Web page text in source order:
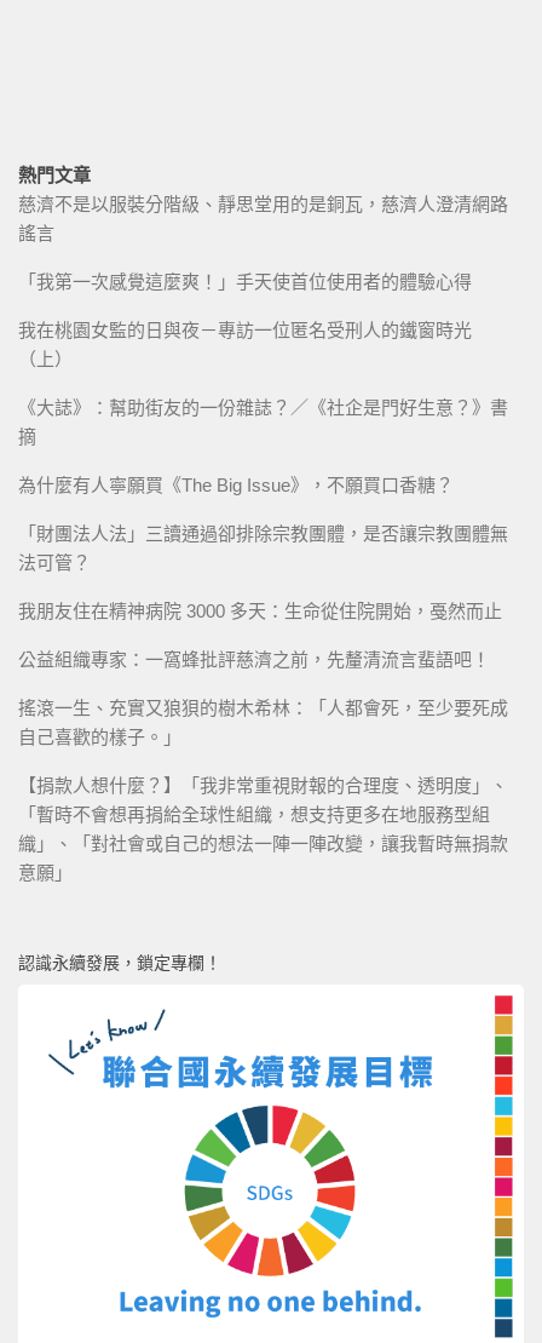
熱門文章
慈濟不是以服裝分階級、靜思堂用的是銅瓦，慈濟人澄清網路
謠言
「我第一次感覺這麼爽！」手天使首位使用者的體驗心得
我在桃園女監的日與夜－專訪一位匿名受刑人的鐵窗時光
（上）
《大誌》：幫助街友的一份雜誌？／《社企是門好生意？》書
摘
為什麼有人寧願買《The Big Issue》，不願買口香糖？
「財團法人法」三讀通過卻排除宗教團體，是否讓宗教團體無
法可管？
我朋友住在精神病院 3000 多天：生命從住院開始，戞然而止
公益組織專家：一窩蜂批評慈濟之前，先釐清流言蜚語吧！
搖滾一生、充實又狼狽的樹木希林：「人都會死，至少要死成
自己喜歡的樣子。」
【捐款人想什麼？】「我非常重視財報的合理度、透明度」、
「暫時不會想再捐給全球性組織，想支持更多在地服務型組
織」、「對社會或自己的想法一陣一陣改變，讓我暫時無捐款
意願」
認識永續發展，鎖定專欄！